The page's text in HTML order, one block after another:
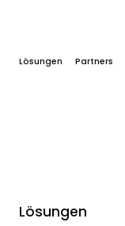
Lösungen Partners
Lösungen